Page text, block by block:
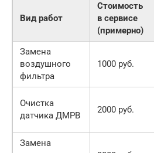
Вид работ
Стоимость
в сервисе
(примерно)
Замена
воздушного
фильтра
1000 руб.
Очистка
датчика ДМРВ
2000 руб.
Замена